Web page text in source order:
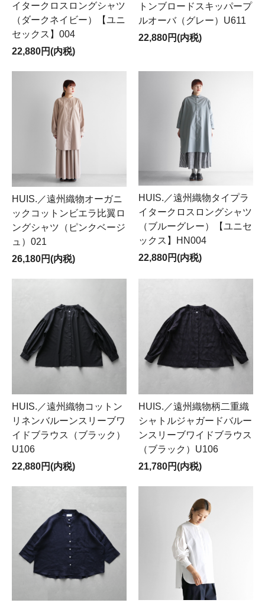
イタークロスロングシャツ
（ダークネイビー）【ユニ
セックス】004
22,880円(内税)
トンブロードスキッパープ
ルオーバ（グレー）U611
22,880円(内税)
HUIS.／遠州織物オーガニ
ックコットンビエラ比翼ロ
ングシャツ（ピンクベージ
ュ）021
26,180円(内税)
HUIS.／遠州織物タイプラ
イタークロスロングシャツ
（ブルーグレー）【ユニセ
ックス】HN004
22,880円(内税)
HUIS.／遠州織物コットン
リネンバルーンスリーブワ
イドブラウス（ブラック）
U106
22,880円(内税)
HUIS.／遠州織物柄二重織
シャトルジャガードバルー
ンスリーブワイドブラウス
（ブラック）U106
21,780円(内税)